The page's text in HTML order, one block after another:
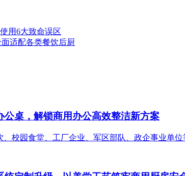
用6大致命误区
适配各类餐饮后厨
桌，解锁商用办公高效整洁新方案
校园食堂、工厂企业、军区部队、政企事业单